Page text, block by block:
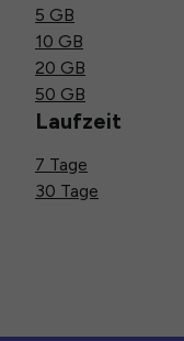
5 GB
10 GB
20 GB
50 GB
Laufzeit
7 Tage
30 Tage